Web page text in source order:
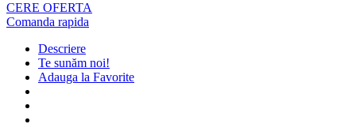
CERE OFERTA
Comanda rapida
Descriere
Te sunăm noi!
Adauga la Favorite